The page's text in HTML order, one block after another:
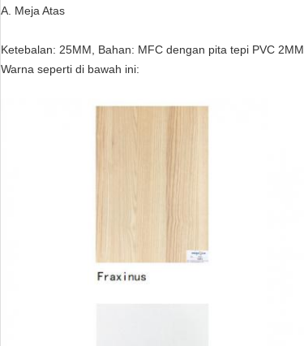
A. Meja Atas
Ketebalan: 25MM, Bahan: MFC dengan pita tepi PVC 2MM
Warna seperti di bawah ini: